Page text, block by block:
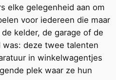
elke gelegenheid aan om
voor iedereen die maar
kelder, de garage of de
deze twee talenten
in winkelwagentjes
plek waar ze hun